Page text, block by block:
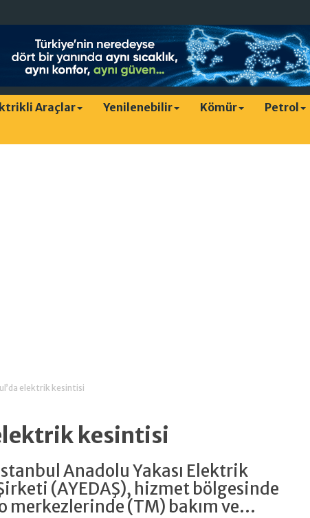
Araçlar Yenilenebilir Kömür Petrol
elektrik kesintisi
kesintisi
Anadolu Yakası Elektrik
(AYEDAŞ), hizmet bölgesinde
merkezlerinde (TM) bakım ve...